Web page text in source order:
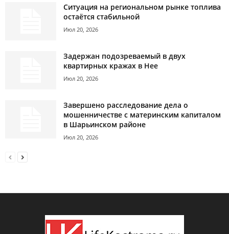
Ситуация на региональном рынке топлива
остаётся стабильной
Июл 20, 2026
Задержан подозреваемый в двух
квартирных кражах в Нее
Июл 20, 2026
Завершено расследование дела о
мошенничестве с материнским капиталом
в Шарьинском районе
Июл 20, 2026